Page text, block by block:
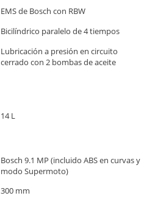
EMS de Bosch con RBW
Bicilíndrico paralelo de 4 tiempos
Lubricación a presión en circuito
cerrado con 2 bombas de aceite
14 L
Bosch 9.1 MP (incluido ABS en curvas y
modo Supermoto)
300 mm